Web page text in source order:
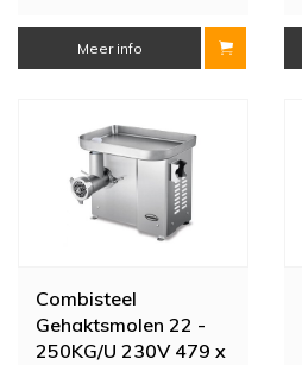
Meer info
Combisteel
Gehaktsmolen 22 -
250KG/U 230V 479 x